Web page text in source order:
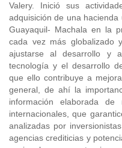
Valery. Inició sus
adquisición de una
Guayaquil- Machala en la
cada vez más globalizado
ajustarse al desarrollo y
tecnología y el desarrollo
que ello contribuye a
general, de ahí la
información elaborada
internacionales, que
analizadas por
agencias crediticias y